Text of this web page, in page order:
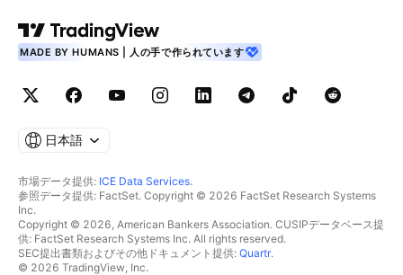
MADE BY HUMANS | 人の手で作られています
日本語
市場データ提供: ICE Data Services.
参照データ提供: FactSet. Copyright © 2026 FactSet Research Systems
Inc.
Copyright © 2026, American Bankers Association. CUSIPデータベース提
供: FactSet Research Systems Inc. All rights reserved.
SEC提出書類およびその他ドキュメント提供: Quartr.
© 2026 TradingView, Inc.